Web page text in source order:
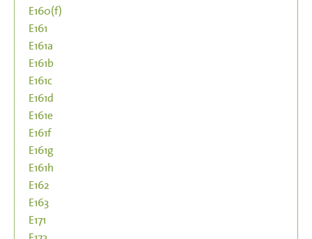
E160(f)
E161
E161a
E161b
E161c
E161d
E161e
E161f
E161g
E161h
E162
E163
E171